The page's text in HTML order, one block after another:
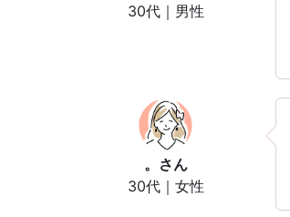
30代｜男性
。 さん
30代｜女性